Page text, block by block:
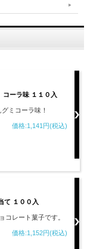
コーラ味 １１０入
ミコーラ味！
価格:1,141円(税込)
て １００入
コレート菓子です。
価格:1,152円(税込)